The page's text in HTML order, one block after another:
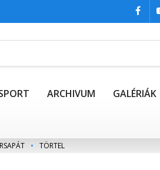
ARCHIVUM GALÉRIÁK
• TÖRTEL